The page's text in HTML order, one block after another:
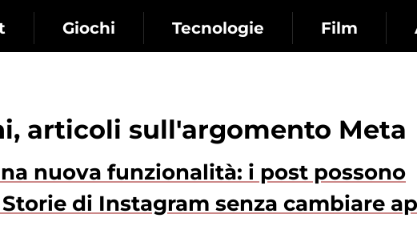
Giochi Tecnologie Film
articoli sull'argomento Meta
nuova funzionalità: i post possono
di Instagram senza cambiare